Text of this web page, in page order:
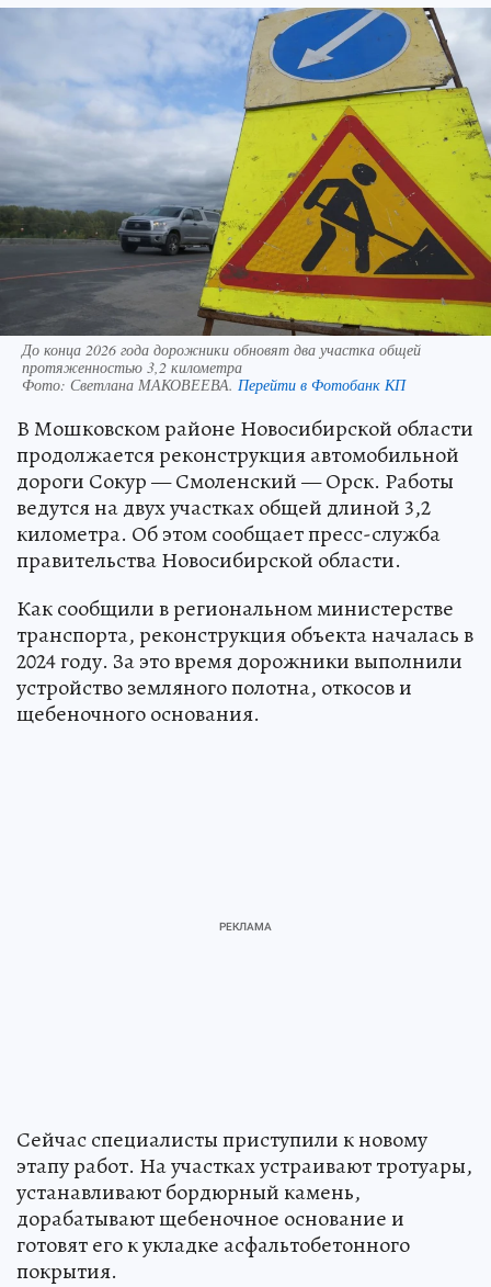
До конца 2026 года дорожники обновят два участка общей
протяженностью 3,2 километра
Фото: Светлана МАКОВЕЕВА. Перейти в Фотобанк КП
В Мошковском районе Новосибирской области
продолжается реконструкция автомобильной
дороги Сокур — Смоленский — Орск. Работы
ведутся на двух участках общей длиной 3,2
километра. Об этом сообщает пресс-служба
правительства Новосибирской области.
Как сообщили в региональном министерстве
транспорта, реконструкция объекта началась в
2024 году. За это время дорожники выполнили
устройство земляного полотна, откосов и
щебеночного основания.
Сейчас специалисты приступили к новому
этапу работ. На участках устраивают тротуары,
устанавливают бордюрный камень,
дорабатывают щебеночное основание и
готовят его к укладке асфальтобетонного
покрытия.